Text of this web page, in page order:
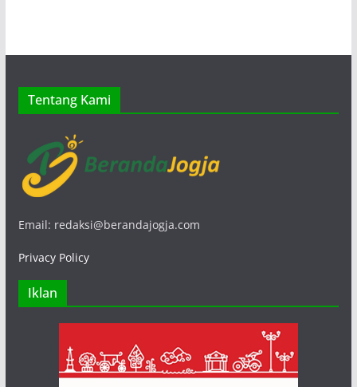
Tentang Kami
Email: redaksi@berandajogja.com
Privacy Policy
Iklan